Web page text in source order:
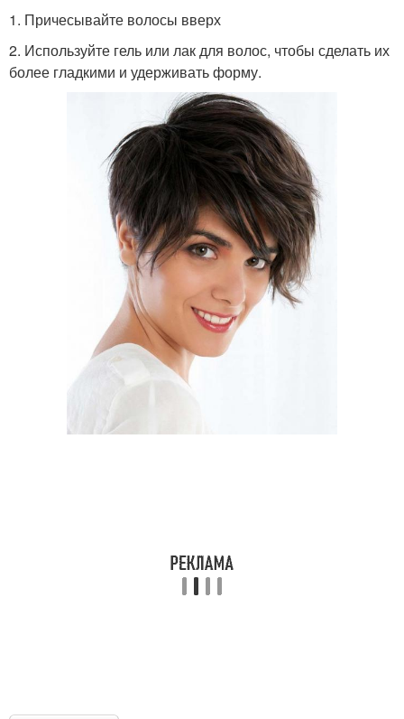
1. Причесывайте волосы вверх
2. Используйте гель или лак для волос, чтобы сделать их
более гладкими и удерживать форму.